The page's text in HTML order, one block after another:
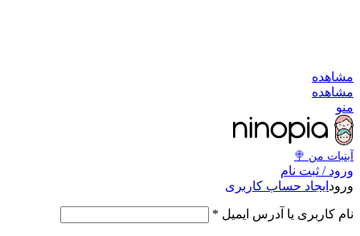
من 🍭
/ ثبت نام
ایجاد حساب کاربری
کاربری یا آدرس ایمیل*